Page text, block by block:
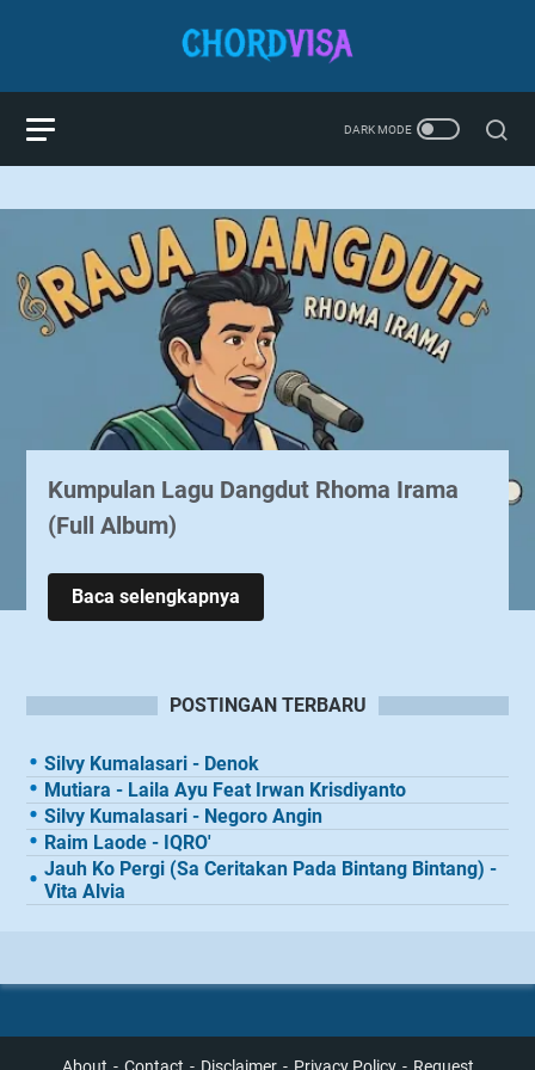
Kumpulan Lagu Dangdut Rhoma Irama
(Full Album)
Baca selengkapnya
Lagu
Irama
Album)
POSTINGAN TERBARU
Silvy Kumalasari - Denok
Mutiara - Laila Ayu Feat Irwan Krisdiyanto
Silvy Kumalasari - Negoro Angin
Raim Laode - IQRO'
Jauh Ko Pergi (Sa Ceritakan Pada Bintang Bintang) -
Vita Alvia
About Contact Disclaimer Privacy Policy Request